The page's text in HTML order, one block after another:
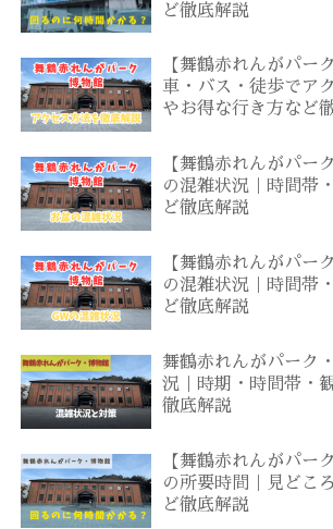
ど徹底解説
【舞鶴赤れんがパー
車・バス・徒歩でア
やお得な行き方など
【舞鶴赤れんがパー
の混雑状況｜時間帯
ど徹底解説
【舞鶴赤れんがパー
の混雑状況｜時間帯
ど徹底解説
舞鶴赤れんがパーク
況｜時期・時間帯・
徹底解説
【舞鶴赤れんがパー
の所要時間｜見どこ
ど徹底解説